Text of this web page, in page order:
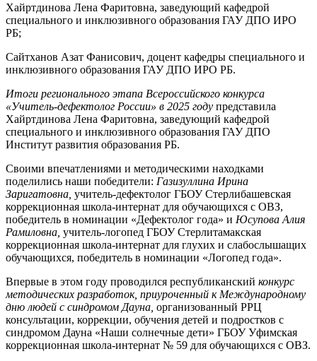
Хайртдинова Лена Фаритовна, заведующий кафедрой
специального и инклюзивного образования ГАУ ДПО ИРО
РБ;
Сайтханов Азат Фанисович, доцент кафедры специального и
инклюзивного образования ГАУ ДПО ИРО РБ.
Итоги регионального этапа Всероссийского конкурса
«Учитель-дефектолог России» в 2025 году представила
Хайртдинова Лена Фаритовна, заведующий кафедрой
специального и инклюзивного образования ГАУ ДПО
Институт развития образования РБ.
Своими впечатлениями и методическими находками
поделились наши победители: Газизуллина Ирина
Заригатовна, учитель-дефектолог ГБОУ Стерлибашевская
коррекционная школа-интернат для обучающихся с ОВЗ,
победитель в номинации «Дефектолог года» и Юсупова Алия
Рамиловна, учитель-логопед ГБОУ Стерлитамакская
коррекционная школа-интернат для глухих и слабослышащих
обучающихся, победитель в номинации «Логопед года».
Впервые в этом году проводился республиканский конкурс
методических разработок, приуроченный к Международному
дню людей с синдромом Дауна, организованный РРЦ
консультации, коррекции, обучения детей и подростков с
синдромом Дауна «Наши солнечные дети» ГБОУ Уфимская
коррекционная школа-интернат № 59 для обучающихся с ОВЗ.